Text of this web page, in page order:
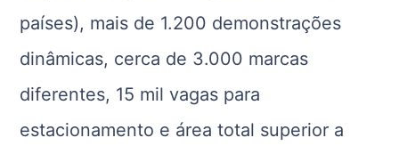
países), mais de 1.200 demonstrações
dinâmicas, cerca de 3.000 marcas
diferentes, 15 mil vagas para
estacionamento e área total superior a